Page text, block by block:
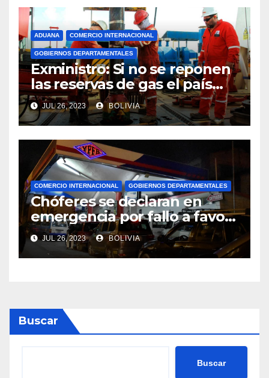
ADUANA COMERCIO INTERNACIONAL
GOBIERNOS DEPARTAMENTALES
Exministro: Si no se reponen
las reservas de gas el país
comenzará a importar con un
millonario presupuesto
JUL 26, 2023 BOLIVIA
COMERCIO INTERNACIONAL GOBIERNOS DEPARTAMENTALES
Chóferes se declaran en
emergencia por fallo a favor
de Perú en el precio del
combustible y piden la
renuncia del viceministro de
JUL 26, 2023 BOLIVIA
Buscar
Buscar